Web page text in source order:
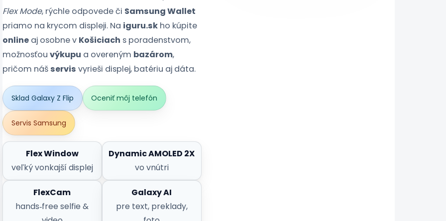
Flex Mode, rýchle odpovede či Samsung Wallet
priamo na krycom displeji. Na iguru.sk ho kúpite
online aj osobne v Košiciach s poradenstvom,
možnosťou výkupu a overeným bazárom,
pričom nášservis vyrieši displej, batériu aj dáta.
Sklad Galaxy Z Flip Oceniť môj telefón
Servis Samsung
Flex Window
veľký vonkajší displej
Dynamic AMOLED 2X
vo vnútri
FlexCam
hands‑free selfie &
Galaxy AI
pre text, preklady,